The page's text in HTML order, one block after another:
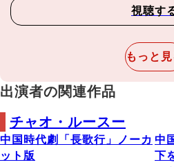
視聴す
もっと
出演者の関連作品
チャオ・ルースー
中国時代劇「長歌行」ノーカ
ット版
中
下